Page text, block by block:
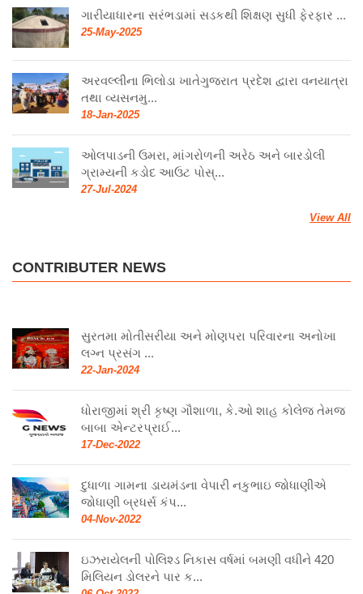
ગારીયાધારના સરંભડામાં સડકથી શિક્ષણ સુધી ફેરફાર ...
25-May-2025
અરવલ્લીના ભિલોડા ખાતેગુજરાત પ્રદેશ દ્વારા વનયાત્રા
તથા વ્યસનમુ...
18-Jan-2025
ઓલપાડની ઉમરા, માંગરોળની અરેઠ અને બારડોલી
ગ્રામ્યની કડોદ આઉટ પોસ્...
27-Jul-2024
View All
CONTRIBUTER NEWS
સુરતમા મોતીસરીયા અને મોણપરા પરિવારના અનોખા
લગ્ન પ્રસંગ ...
22-Jan-2024
ધોરાજીમાં શ્રી કૃષ્ણ ગૌશાળા, કે.ઓ શાહ કોલેજ તેમજ
બાબા એન્ટરપ્રાઈ...
17-Dec-2022
દુધાળા ગામના ડાયમંડના વેપારી નકુભાઇ જોધાણીએ
જોધાણી બ્રધર્સ કંપ...
04-Nov-2022
ઇઝરાયેલની પોલિશ્ડ નિકાસ વર્ષમાં બમણી વધીને 420
મિલિયન ડોલરને પાર ક...